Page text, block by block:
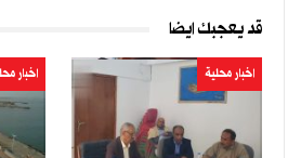
قد يعجبك ايضا
اخبار محلية اخبار